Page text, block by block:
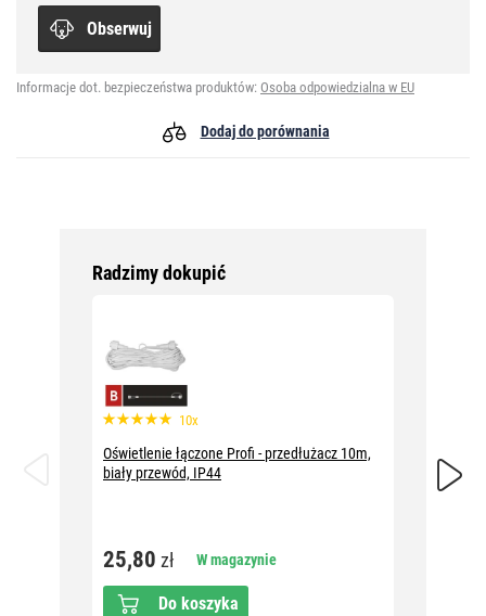
Obserwuj
Informacje dot. bezpieczeństwa produktów: Osoba odpowiedzialna w EU
Dodaj do porównania
Radzimy dokupić
10x
Oświetlenie łączone Profi - przedłużacz 10m,
biały przewód, IP44
25,80 zł W magazynie
Do koszyka
czarny